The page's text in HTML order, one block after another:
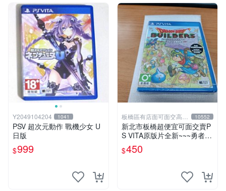
Y2049104204 1041
PSV 超次元動作 戰機少女 U
日版
$999
板橋區有店面可面交高價
回收電玩
10552
新北市板橋超便宜可面交賣P
S VITA原版片全新~~~勇者鬥
惡龍 創世小玩家~~~便宜賣
$450